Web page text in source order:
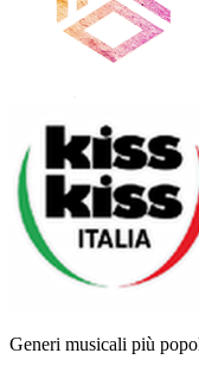
Generi musicali più